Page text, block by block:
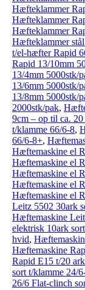
Hæfteklammer
Hæfteklammer
Hæfteklammer
Hæfteklammer
t/el-hæfter Rapid
Rapid 13/10mm
13/4mm 5000stk/
13/6mm 5000stk/
13/8mm 5000stk/
2000stk/pak,
9cm – op til ca. 20
t/klamme 66/6-8,
66/6-8+,
Hæftemaskine el
Hæftemaskine el
Hæftemaskine el
Hæftemaskine el
Hæftemaskine el
Leitz 5502 30ark
Hæftemaskine
elektrisk 10ark sort
hvid,
Hæftemaskine
Rapid E15 t/20
sort t/klamme 24/
26/6 Flat-clinch